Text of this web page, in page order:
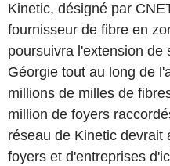
Kinetic, désigné par
fournisseur de fibre en
poursuivra l'extension de
Géorgie tout au long de
millions de milles de
million de foyers
réseau de Kinetic devrait
foyers et d'entreprises